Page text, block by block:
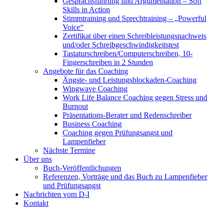
Skills in Action
Stimmtraining und Sprechtraining – „Powerful
Voice“
Zertifikat über einen Schreibleistungsnachweis
und/oder Schreibgeschwindigkeitstest
Tastaturschreiben/Computerschreiben, 10-
Fingerschreiben in 2 Stunden
Angebote für das Coaching
Ängste- und Leistungsblockaden-Coaching
Wingwave Coaching
Work Life Balance Coaching gegen Stress und
Burnout
Präsentations-Berater und Redenschreiber
Business Coaching
Coaching gegen Prüfungsangst und
Lampenfieber
Nächste Termine
Über uns
Buch-Veröffentlichungen
Referenzen, Vorträge und das Buch zu Lampenfieber
und Prüfungsangst
Nachrichten vom D-I
Kontakt